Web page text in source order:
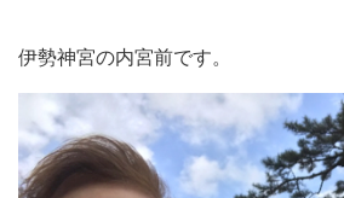
伊勢神宮の内宮前です。